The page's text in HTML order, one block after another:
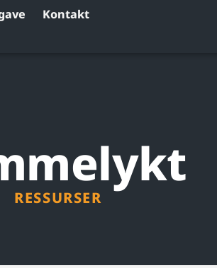
Kontakt
RESSURSER